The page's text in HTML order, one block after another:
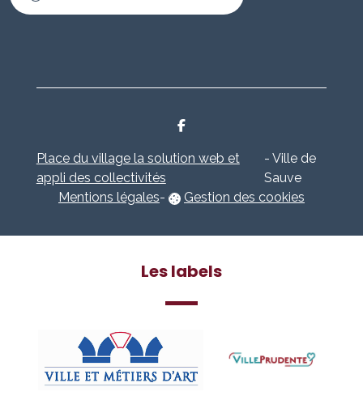
Place du village la solution web et
appli des collectivités
- Ville de
Sauve
Mentions légales- Gestion des cookies
Les labels